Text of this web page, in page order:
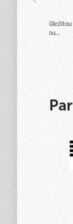
mělo pro nás důležitou
úlohu po celou…
Více